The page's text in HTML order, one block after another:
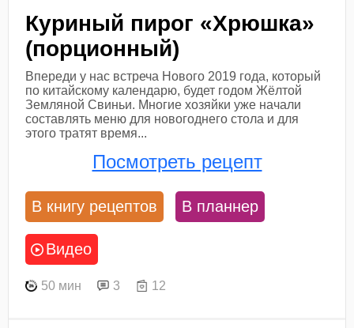
Куриный пирог «Хрюшка»
(порционный)
Впереди у нас встреча Нового 2019 года, который
по китайскому календарю, будет годом Жёлтой
Земляной Свиньи. Многие хозяйки уже начали
составлять меню для новогоднего стола и для
этого тратят время...
Посмотреть рецепт
В книгу рецептов В планнер
Видео
50 мин 3 12